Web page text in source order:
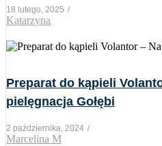
18 lutego, 2025 /
Katarzyna
Preparat do kąpieli
pielęgnacja Gołębi
2 października, 2024 /
Marcelina M